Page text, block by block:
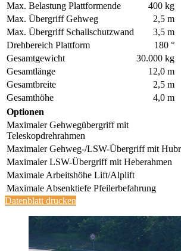
Max. Belastung Plattformende
400 kg
Max. Übergriff Gehweg
2,5 m
Max. Übergriff Schallschutzwand
3,5 m
Drehbereich Plattform
180 °
Gesamtgewicht
30.000 kg
Gesamtlänge
12,0 m
Gesamtbreite
2,5 m
Gesamthöhe
4,0 m
Optionen
Maximaler Gehwegübergriff mit
Teleskopdrehrahmen
Maximaler Gehweg-/LSW-Übergriff mit
Maximaler LSW-Übergriff mit Heberahmen
Maximale Arbeitshöhe Lift/Alplift
Maximale Absenktiefe Pfeilerbefahrung
Datenblatt drucken